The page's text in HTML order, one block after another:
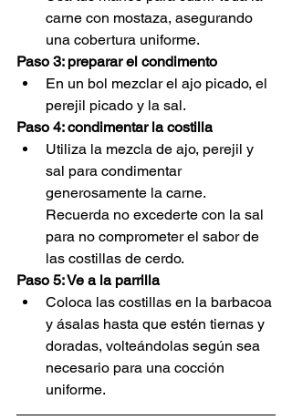
carne con mostaza, asegurando
una cobertura uniforme.
Paso 3: preparar el condimento
En un bol mezclar el ajo picado, el
perejil picado y la sal.
Paso 4: condimentar la costilla
Utiliza la mezcla de ajo, perejil y
sal para condimentar
generosamente la carne.
Recuerda no excederte con la sal
para no comprometer el sabor de
las costillas de cerdo.
Paso 5: Ve a la parrilla
Coloca las costillas en la barbacoa
y ásalas hasta que estén tiernas y
doradas, volteándolas según sea
necesario para una cocción
uniforme.